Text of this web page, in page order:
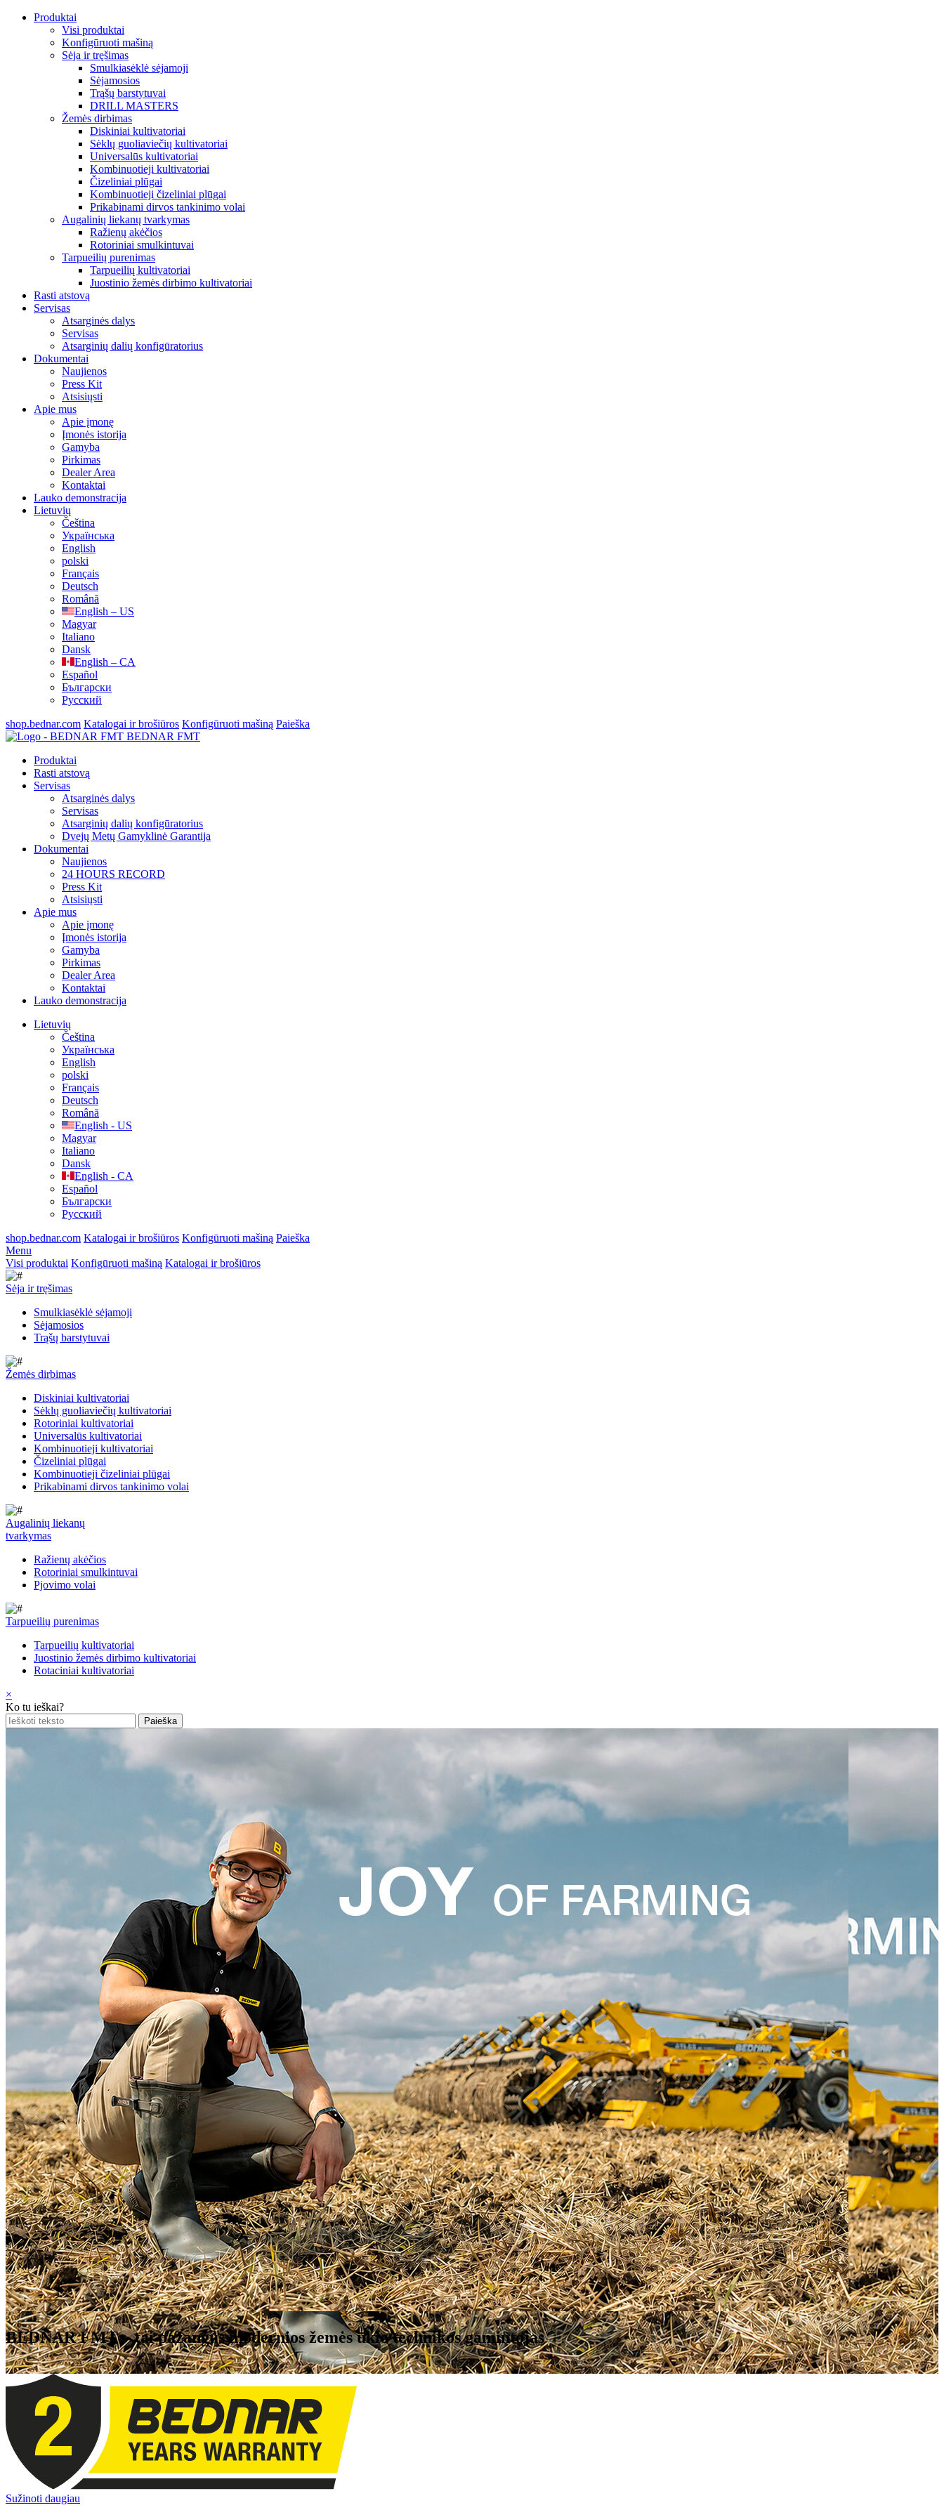
Produktai
Visi produktai
Konfigūruoti mašiną
Sėja ir tręšimas
Smulkiasėklė sėjamoji
Sėjamosios
Trąšų barstytuvai
DRILL MASTERS
Žemės dirbimas
Diskiniai kultivatoriai
Sėklų guoliaviečių kultivatoriai
Universalūs kultivatoriai
Kombinuotieji kultivatoriai
Čizeliniai plūgai
Kombinuotieji čizeliniai plūgai
Prikabinami dirvos tankinimo volai
Augalinių liekanų tvarkymas
Ražienų akėčios
Rotoriniai smulkintuvai
Tarpueilių purenimas
Tarpueilių kultivatoriai
Juostinio žemės dirbimo kultivatoriai
Rasti atstovą
Servisas
Atsarginės dalys
Servisas
Atsarginių dalių konfigūratorius
Dokumentai
Naujienos
Press Kit
Atsisiųsti
Apie mus
Apie įmonę
Įmonės istorija
Gamyba
Pirkimas
Dealer Area
Kontaktai
Lauko demonstracija
Lietuvių
Čeština
Українська
English
polski
Français
Deutsch
Română
English – US
Magyar
Italiano
Dansk
English – CA
Español
Български
Русский
shop.bednar.com Katalogai ir brošiūros Konfigūruoti mašiną Paieška
BEDNAR FMT
Produktai
Rasti atstovą
Servisas
Atsarginės dalys
Servisas
Atsarginių dalių konfigūratorius
Dvejų Metų Gamyklinė Garantija
Dokumentai
Naujienos
24 HOURS RECORD
Press Kit
Atsisiųsti
Apie mus
Apie įmonę
Įmonės istorija
Gamyba
Pirkimas
Dealer Area
Kontaktai
Lauko demonstracija
Lietuvių
Čeština
Українська
English
polski
Français
Deutsch
Română
English - US
Magyar
Italiano
Dansk
English - CA
Español
Български
Русский
shop.bednar.com Katalogai ir brošiūros Konfigūruoti mašiną Paieška
Menu
Visi produktai Konfigūruoti mašiną Katalogai ir brošiūros
Sėja ir tręšimas
Smulkiasėklė sėjamoji
Sėjamosios
Trąšų barstytuvai
Žemės dirbimas
Diskiniai kultivatoriai
Sėklų guoliaviečių kultivatoriai
Rotoriniai kultivatoriai
Universalūs kultivatoriai
Kombinuotieji kultivatoriai
Čizeliniai plūgai
Kombinuotieji čizeliniai plūgai
Prikabinami dirvos tankinimo volai
Augalinių liekanų
tvarkymas
Ražienų akėčios
Rotoriniai smulkintuvai
Pjovimo volai
Tarpueilių purenimas
Tarpueilių kultivatoriai
Juostinio žemės dirbimo kultivatoriai
Rotaciniai kultivatoriai
×
Ko tu ieškai?
BEDNAR FMT– tai pažangus modernios žemės ūkio technikos gamintojas
Sužinoti daugiau